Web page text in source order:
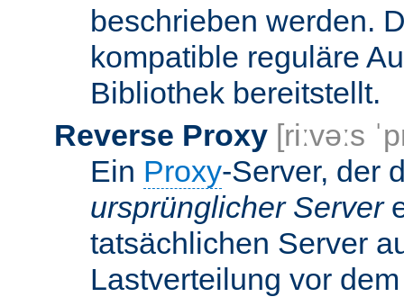
beschrieben werden.
kompatible reguläre
Bibliothek bereitstellt.
Reverse Proxy [riːvəːs
Ein Proxy-Server, der
ursprünglicher Server
tatsächlichen Server
Lastverteilung vor